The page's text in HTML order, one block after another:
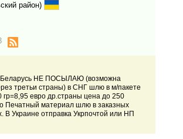
район)
Беларусь НЕ ПОСЫЛАЮ (возможна
третьи страны) в СНГ шлю в м/пакете
гр=8,95 евро др.страны цена до 250
Печатный материал шлю в заказных
В Украине отправка Укрпочтой или НП